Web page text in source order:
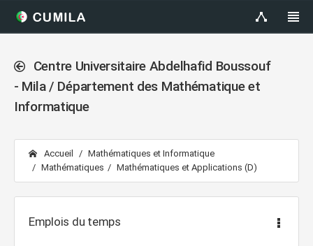
Centre Universitaire Abdelhafid Boussouf
- Mila / Département des Mathématique et
Informatique
Accueil
Mathématiques et Informatique
Mathématiques
Mathématiques et Applications (D)
Emplois du temps